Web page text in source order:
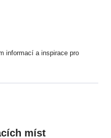
informací a inspirace pro
míst